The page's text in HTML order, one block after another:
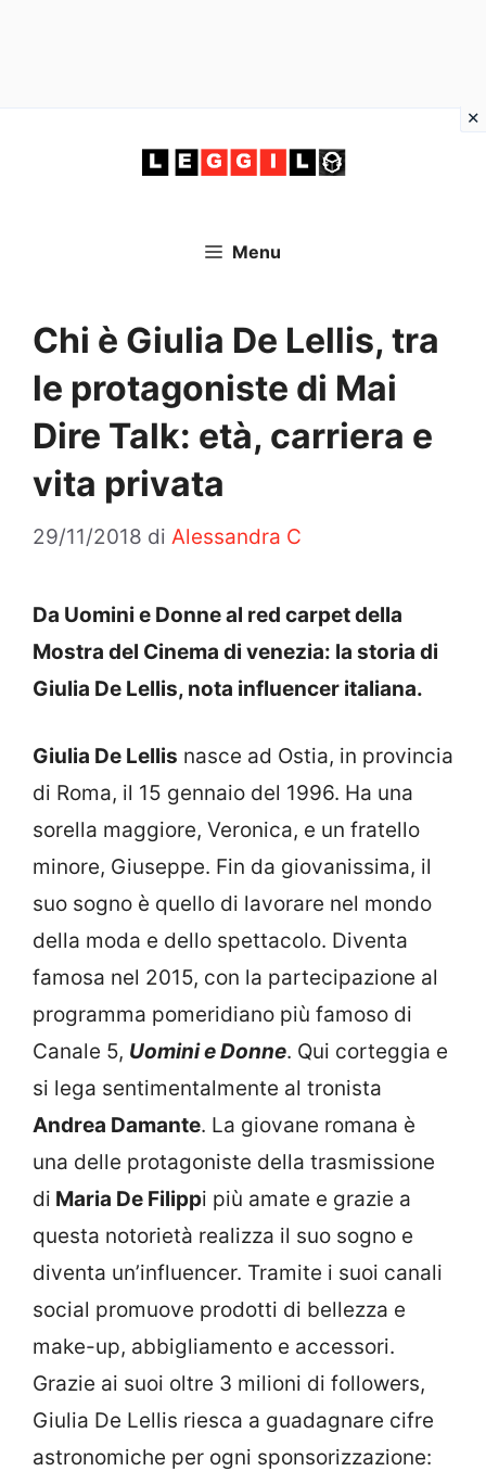
Menu
Chi è Giulia De Lellis, tra
le protagoniste di Mai
Dire Talk: età, carriera e
vita privata
29/11/2018 di Alessandra C
Da Uomini e Donne al red carpet della
Mostra del Cinema di venezia: la storia di
Giulia De Lellis, nota influencer italiana.
Giulia De Lellis nasce ad Ostia, in provincia
di Roma, il 15 gennaio del 1996. Ha una
sorella maggiore, Veronica, e un fratello
minore, Giuseppe. Fin da giovanissima, il
suo sogno è quello di lavorare nel mondo
della moda e dello spettacolo. Diventa
famosa nel 2015, con la partecipazione al
programma pomeridiano più famoso di
Canale 5, Uomini e Donne. Qui corteggia e
si lega sentimentalmente al tronista
Andrea Damante. La giovane romana è
una delle protagoniste della trasmissione
di Maria De Filippi più amate e grazie a
questa notorietà realizza il suo sogno e
diventa un’influencer. Tramite i suoi canali
social promuove prodotti di bellezza e
make-up, abbigliamento e accessori.
Grazie ai suoi oltre 3 milioni di followers,
Giulia De Lellis riesca a guadagnare cifre
astronomiche per ogni sponsorizzazione: